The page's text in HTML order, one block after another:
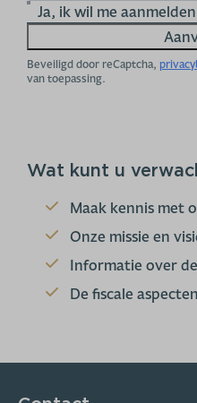
Ja, ik wil me
Beveiligd door reCaptcha,
van toepassing.
Wat kunt u
Maak kennis met
Onze missie en
Informatie over
De fiscale aspecten